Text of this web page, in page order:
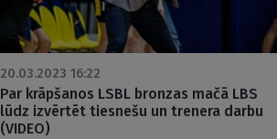
20.03.2023 16:22
Par krāpšanos LSBL bronzas mačā LBS
lūdz izvērtēt tiesnešu un trenera darbu
(VIDEO)